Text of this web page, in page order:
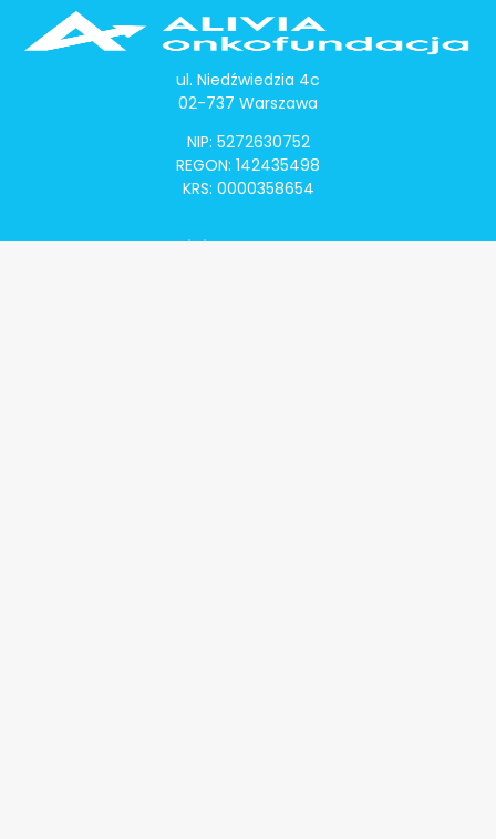
ul. Niedźwiedzia 4c
02-737 Warszawa
NIP: 5272630752
REGON: 142435498
KRS: 0000358654
Alivia Onkomapa